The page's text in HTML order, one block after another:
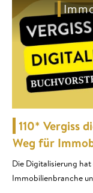
110* Vergiss
Weg für
Die Digitalisierung
Immobilienbranche